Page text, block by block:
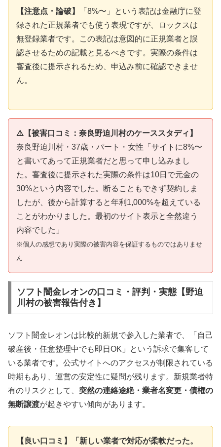
【注意点・論破】
「8%〜」という表記は金融庁に登
録された正規業者でも使う表現ですが、ロックスは
無登録業者です。この表記は意図的に正規業者と誤
認させるための記載と見るべきです。実際の条件は
審査後に提示されるため、申込み前に確認できませ
ん。
⚠️【被害口コミ：奈良野迫川村のケーススタディ】
奈良野迫川村・37歳・パート・女性「サイトに8%〜
と書いてあって正規業者だと思って申し込みまし
た。審査後に提示された実際の条件は10日で元金の
30%という内容でした。断ることもできず契約しま
したが、後から計算すると年利1,000%を超えている
ことがわかりました。最初のサイト表示と全然違う
内容でした」
※個人の感想であり実際の被害内容を保証するものではありませ
ん
ソフト闇金レオンの口コミ・評判・実態【野迫
川村の被害報告付き】
ソフト闇金レオンは比較的新規で参入した業者で、「自己
破産後・任意整理中でも即日OK」という訴求で集客して
いる業者です。公式サイトへのアクセスが制限されている
時期もあり、運営の安定性に疑問が残ります。新規業者特
有のリスクとして、 突然の連絡途絶・業者名変更・債権の
無断譲渡が起きやすい傾向があります。
【良い口コミ】「新しい業者で対応が柔軟だった。